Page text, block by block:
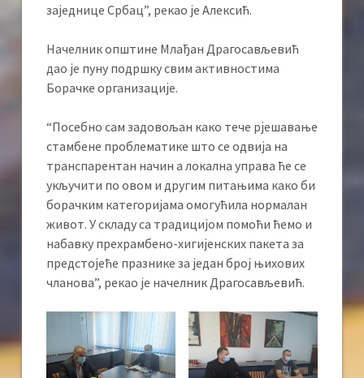
заједнице Србац”, рекао је Алексић.
Начелник општине Млађан Драгосављевић
дао је пуну подршку свим активностима
Борачке организације.
“Посебно сам задовољан како тече рјешавање
стамбене проблематике што се одвија на
транспарентан начин а локална управа ће се
укључити по овом и другим питањима како би
борачким категоријама омогућила нормалан
живот. У складу са традицијом помоћи ћемо и
набавку прехрамбено-хигијенских пакета за
предстојеће празнике за један број њихових
чланова”, рекао је начелник Драгосављевић.